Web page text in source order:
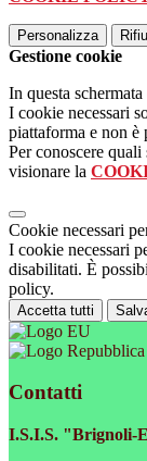
Personalizza
Gestione cookie
In questa
I cookie necessari
piattaforma e non è
Per conoscere
visionare la
Cookie necessari
I cookie necessari
disabilitati. È
policy.
Accetta tutti
Contatti
I.S.I.S. "Brignoli-